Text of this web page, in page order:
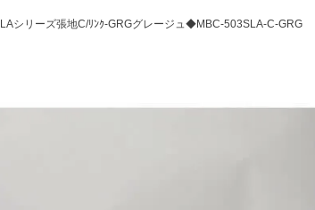
シリーズ張地C/ﾘﾝｸ-GRGグレージュ◆MBC-503SLA-C-GRG